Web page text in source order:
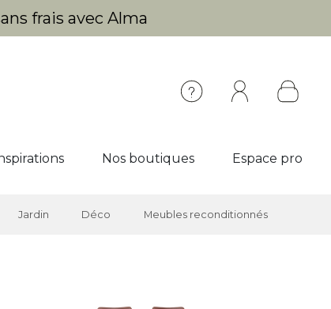
frais avec Alma
Nos boutiques Espace pro
Jardin Déco Meubles reconditionnés